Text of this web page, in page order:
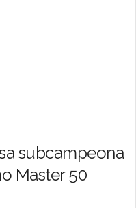
subcampeona
Master 50